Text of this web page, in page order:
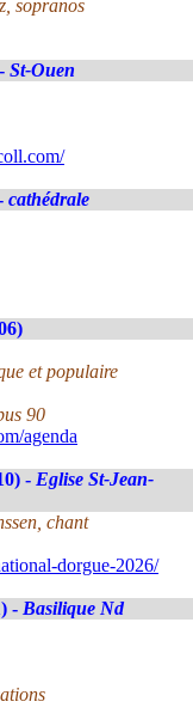
sopranos
St-Ouen
cathédrale
et populaire
90
agenda
- Eglise St-Jean-
chant
dorgue-2026/
- Basilique Nd